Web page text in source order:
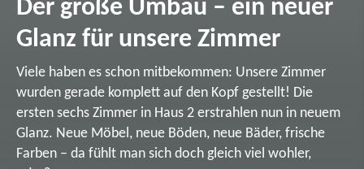
Der große Umbau – ein neuer
Glanz für unsere Zimmer
Viele haben es schon mitbekommen: Unsere Zimmer
wurden gerade komplett auf den Kopf gestellt! Die
ersten sechs Zimmer in Haus 2 erstrahlen nun in neuem
Glanz. Neue Möbel, neue Böden, neue Bäder, frische
Farben – da fühlt man sich doch gleich viel wohler,